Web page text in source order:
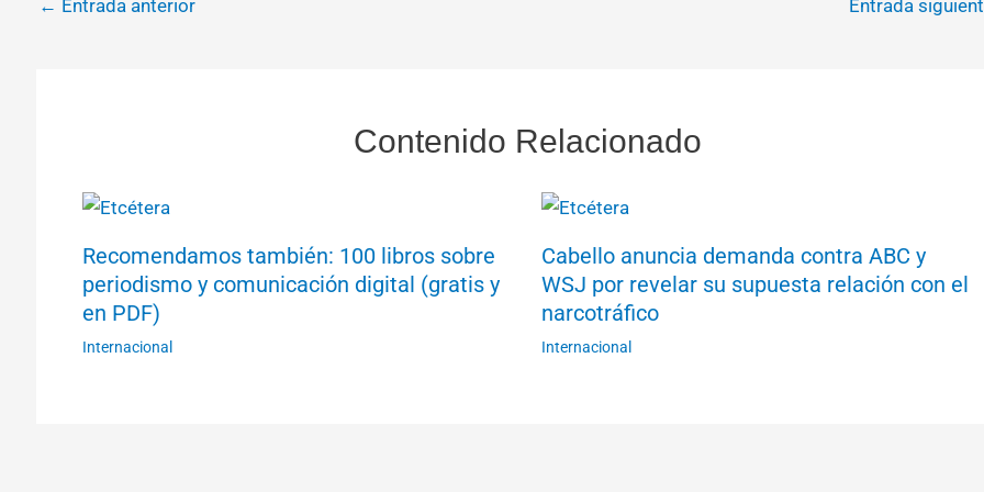
← Entrada anterior Entrada
Contenido Relacionado
Recomendamos también: 100 libros sobre
periodismo y comunicación digital (gratis y
en PDF)
Internacional
Cabello anuncia demanda contra ABC y
WSJ por revelar su supuesta relación con el
narcotráfico
Internacional